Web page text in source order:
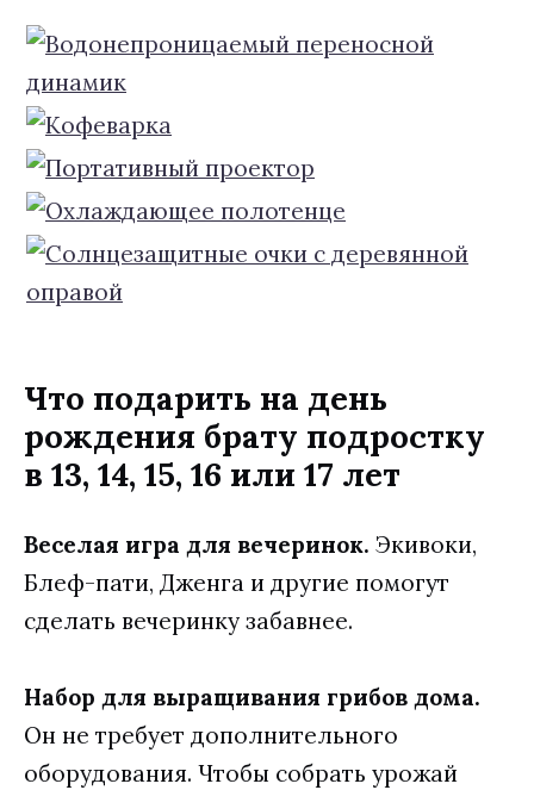
Что подарить на день
рождения брату подростку
в 13, 14, 15, 16 или 17 лет
Веселая игра для вечеринок. Экивоки,
Блеф-пати, Дженга и другие помогут
сделать вечеринку забавнее.
Набор для выращивания грибов дома.
Он не требует дополнительного
оборудования. Чтобы собрать урожай